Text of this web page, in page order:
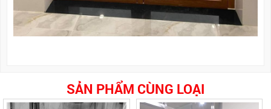
SẢN PHẨM CÙNG LOẠI